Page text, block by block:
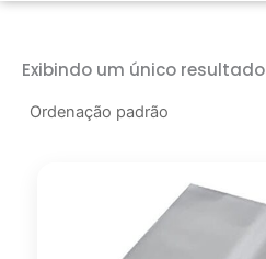
Exibindo um único resultado